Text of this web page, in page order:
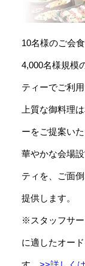
10名様のご会
4,000名様規模
ティーでご利
上質な御料理
ーをご提案い
華やかな会場
ティを、ご面
提供します。
※スタッフサー
に適したオー